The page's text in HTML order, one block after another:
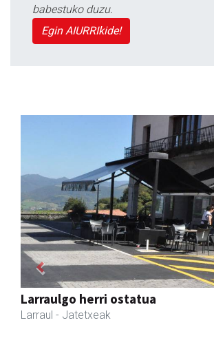
babestuko duzu.
Egin AIURRIkide!
Amonarriz iturgintza S. L.
Larraul - Iturgintza
Previous